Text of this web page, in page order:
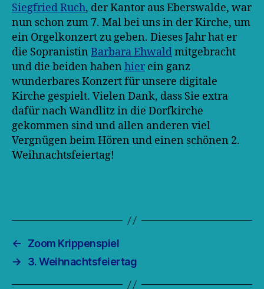
Siegfried Ruch, der Kantor aus Eberswalde, war
nun schon zum 7. Mal bei uns in der Kirche, um
ein Orgelkonzert zu geben. Dieses Jahr hat er
die Sopranistin Barbara Ehwaldmitgebracht
und die beiden haben hier ein ganz
wunderbares Konzert für unsere digitale
Kirche gespielt. Vielen Dank, dass Sie extra
dafür nach Wandlitz in die Dorfkirche
gekommen sind und allen anderen viel
Vergnügen beim Hören und einen schönen 2.
Weihnachtsfeiertag!
←
Zoom Krippenspiel
→
3. Weihnachtsfeiertag